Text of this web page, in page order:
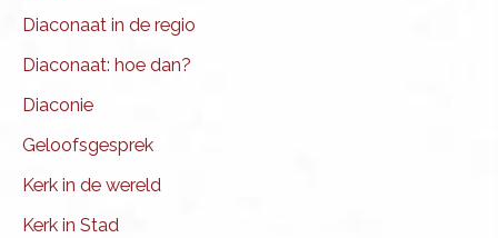
Diaconaat in de regio
Diaconaat: hoe dan?
Diaconie
Geloofsgesprek
Kerk in de wereld
Kerk in Stad